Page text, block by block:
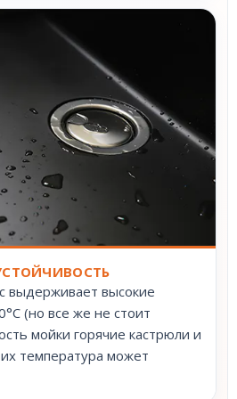
выдерживает высокие
(но все же не стоит
мойки горячие кастрюли и
их температура может